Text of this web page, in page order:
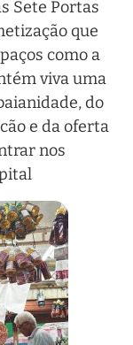
Sete Portas
que
como a
viva uma
do
e da oferta
nos